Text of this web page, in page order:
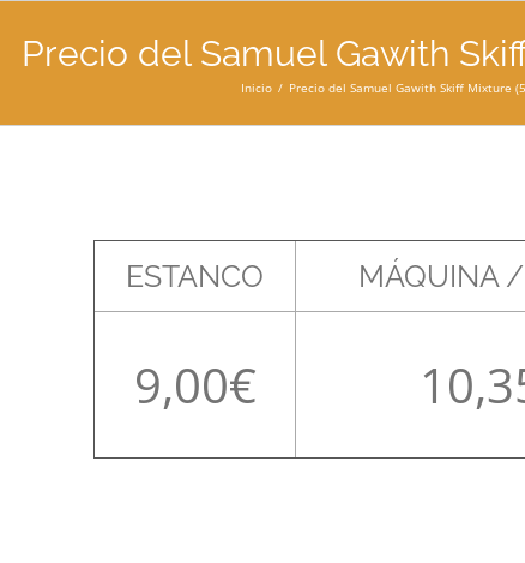
Precio del Samuel Gawith
Inicio Precio del Samuel Gawith Skiff Mixture
ESTANCO MÁQUINA /
9,00